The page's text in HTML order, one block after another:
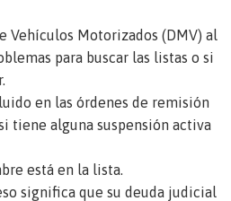
Vehículos Motorizados (DMV) al
para buscar las listas o si
en las órdenes de remisión
tiene alguna suspensión activa
está en la lista.
significa que su deuda judicial